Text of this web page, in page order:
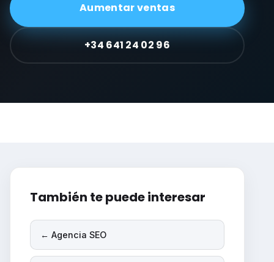
Aumentar ventas
+34 641 24 02 96
También te puede interesar
← Agencia SEO